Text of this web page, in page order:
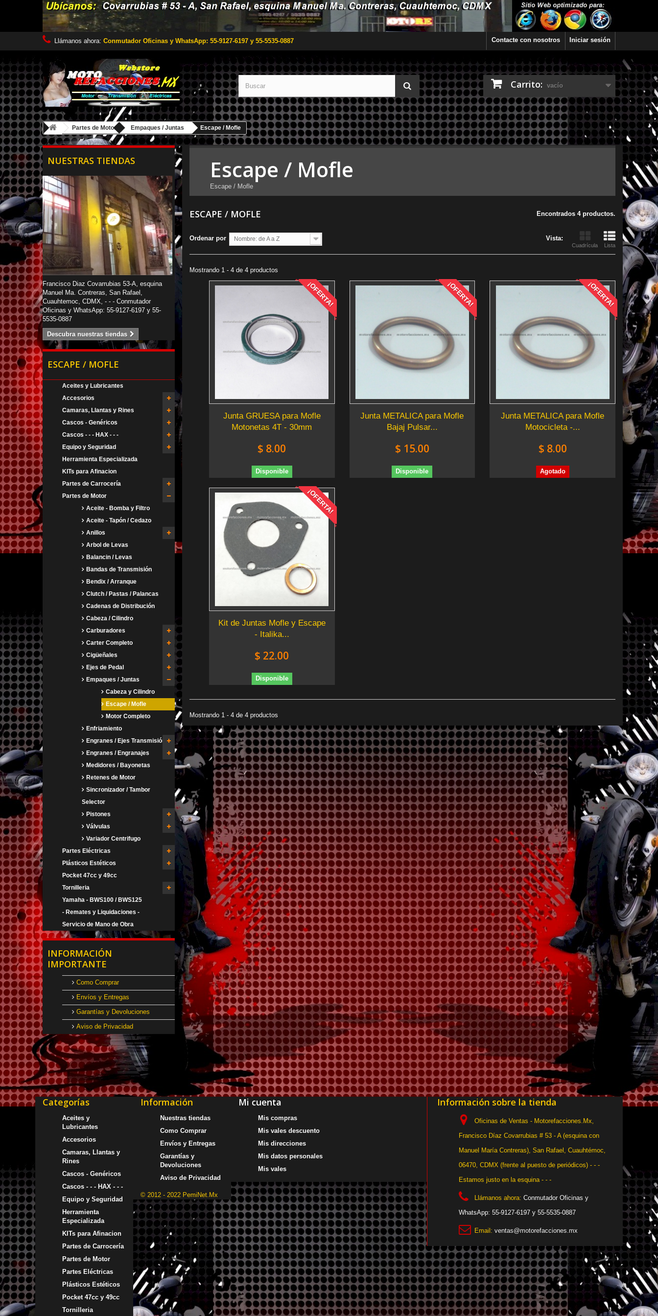
Iniciar sesión
Contacte con nosotros
Llámanos ahora: Conmutador Oficinas y WhatsApp: 55-9127-6197 y 55-5535-0887
Carrito: vacío
Partes de Motor Empaques / Juntas Escape / Mofle
NUESTRAS TIENDAS
Francisco Diaz Covarrubias 53-A, esquina
Manuel Ma. Contreras, San Rafael,
Cuauhtemoc, CDMX, - - - Conmutador
Oficinas y WhatsApp: 55-9127-6197 y 55-
5535-0887
Descubra nuestras tiendas
ESCAPE / MOFLE
Aceites y Lubricantes
Accesorios
Camaras, Llantas y Rines
Cascos - Genéricos
Cascos - - - HAX - - -
Equipo y Seguridad
Herramienta Especializada
KITs para Afinacion
Partes de Carrocería
Partes de Motor
Aceite - Bomba y Filtro
Aceite - Tapón / Cedazo
Anillos
Arbol de Levas
Balancin / Levas
Bandas de Transmisión
Bendix / Arranque
Clutch / Pastas / Palancas
Cadenas de Distribución
Cabeza / Cilindro
Carburadores
Carter Completo
Cigüeñales
Ejes de Pedal
Empaques / Juntas
Cabeza y Cilindro
Escape / Mofle
Motor Completo
Enfriamiento
Engranes / Ejes Transmisión
Engranes / Engranajes
Medidores / Bayonetas
Retenes de Motor
Sincronizador / Tambor
Selector
Pistones
Válvulas
Variador Centrifugo
Partes Eléctricas
Plásticos Estéticos
Pocket 47cc y 49cc
Tornilleria
Yamaha - BWS100 / BWS125
- Remates y Liquidaciones -
Servicio de Mano de Obra
INFORMACIÓN
IMPORTANTE
Como Comprar
Envíos y Entregas
Garantías y Devoluciones
Aviso de Privacidad
Escape / Mofle
Escape / Mofle
ESCAPE / MOFLE Encontrados 4 productos.
Vista:
Cuadrícula Lista
Ordenar por Nombre: de A a Z
Mostrando 1 - 4 de 4 productos
¡OFERTA!
Junta GRUESA para Mofle
Motonetas 4T - 30mm
$ 8.00
Disponible
¡OFERTA!
Junta METALICA para Mofle
Bajaj Pulsar...
$ 15.00
Disponible
¡OFERTA!
Junta METALICA para Mofle
Motocicleta -...
$ 8.00
Agotado
¡OFERTA!
Kit de Juntas Mofle y Escape
- Italika...
$ 22.00
Disponible
Mostrando 1 - 4 de 4 productos
Categorías
Aceites y
Lubricantes
Accesorios
Camaras, Llantas y
Rines
Cascos - Genéricos
Cascos - - - HAX - - -
Equipo y Seguridad
Herramienta
Especializada
KITs para Afinacion
Partes de Carrocería
Partes de Motor
Partes Eléctricas
Plásticos Estéticos
Pocket 47cc y 49cc
Tornilleria
Información
Nuestras tiendas
Como Comprar
Envíos y Entregas
Garantías y
Devoluciones
Aviso de Privacidad
© 2012 - 2022 PemiNet.Mx
Mi cuenta
Mis compras
Mis vales descuento
Mis direcciones
Mis datos personales
Mis vales
Información sobre la tienda
Oficinas de Ventas - Motorefacciones.Mx,
Francisco Díaz Covarrubias # 53 - A (esquina con
Manuel María Contreras), San Rafael, Cuauhtémoc,
06470, CDMX (frente al puesto de periódicos) - - -
Estamos justo en la esquina - - -
Llámanos ahora: Conmutador Oficinas y
WhatsApp: 55-9127-6197 y 55-5535-0887
Email: ventas@motorefacciones.mx